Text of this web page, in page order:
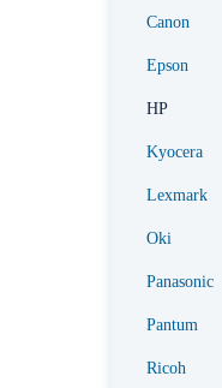
Canon
Epson
HP
Kyocera
Lexmark
Oki
Panasonic
Pantum
Ricoh